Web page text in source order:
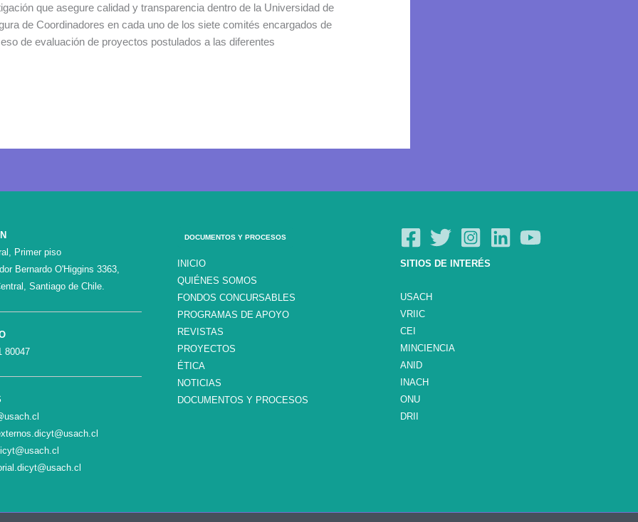
que asegure calidad y transparencia dentro de la Universidad de
de Coordinadores en cada uno de los siete comités encargados de
de evaluación de proyectos postulados a las diferentes
Primer piso
Bernardo O'Higgins 3363,
Santiago de Chile.
80047
DOCUMENTOS Y PROCESOS
INICIO
QUIÉNES SOMOS
FONDOS CONCURSABLES
PROGRAMAS DE APOYO
REVISTAS
PROYECTOS
ÉTICA
NOTICIAS
DOCUMENTOS Y PROCESOS
SITIOS DE INTERÉS
USACH
VRIIC
CEI
MINCIENCIA
ANID
INACH
ONU
DRII